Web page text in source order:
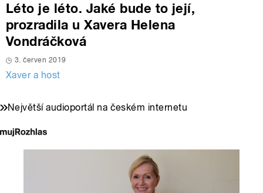
Léto je léto. Jaké bude to její,
prozradila u Xavera Helena
Vondráčková
3. červen 2019
Xaver a host
Největší audioportál na českém internetu